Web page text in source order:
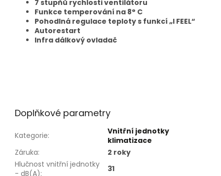
7 stupňů rychlosti ventilátoru
Funkce temperování na 8° C
Pohodlná regulace teploty s funkcí „I FEEL“
Autorestart
Infra dálkový ovladač
Doplňkové parametry
Kategorie:
Vnitřní jednotky
klimatizace
Záruka:
2 roky
Hlučnost vnitřní jednotky
- dB(A): 31